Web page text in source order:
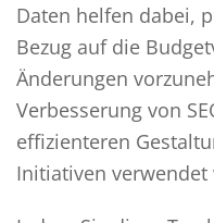
Daten helfen dabei,
Bezug auf die
Änderungen
Verbesserung von
effizienteren
Initiativen verwendet